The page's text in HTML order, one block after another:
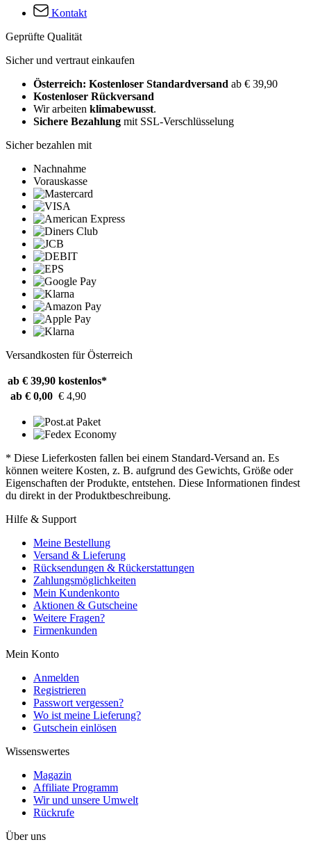
Kontakt
Geprüfte Qualität
Sicher und vertraut einkaufen
Österreich: Kostenloser Standardversand ab € 39,90
Kostenloser Rückversand
Wir arbeiten klimabewusst.
Sichere Bezahlung mit SSL-Verschlüsselung
Sicher bezahlen mit
Nachnahme
Vorauskasse
Versandkosten für Österreich
ab € 39,90 kostenlos*
ab € 0,00 € 4,90
* Diese Lieferkosten fallen bei einem Standard-Versand an. Es
können weitere Kosten, z. B. aufgrund des Gewichts, Größe oder
Eigenschaften der Produkte, entstehen. Diese Informationen findest
du direkt in der Produktbeschreibung.
Hilfe & Support
Meine Bestellung
Versand & Lieferung
Rücksendungen & Rückerstattungen
Zahlungsmöglichkeiten
Mein Kundenkonto
Aktionen & Gutscheine
Weitere Fragen?
Firmenkunden
Mein Konto
Anmelden
Registrieren
Passwort vergessen?
Wo ist meine Lieferung?
Gutschein einlösen
Wissenswertes
Magazin
Affiliate Programm
Wir und unsere Umwelt
Rückrufe
Über uns